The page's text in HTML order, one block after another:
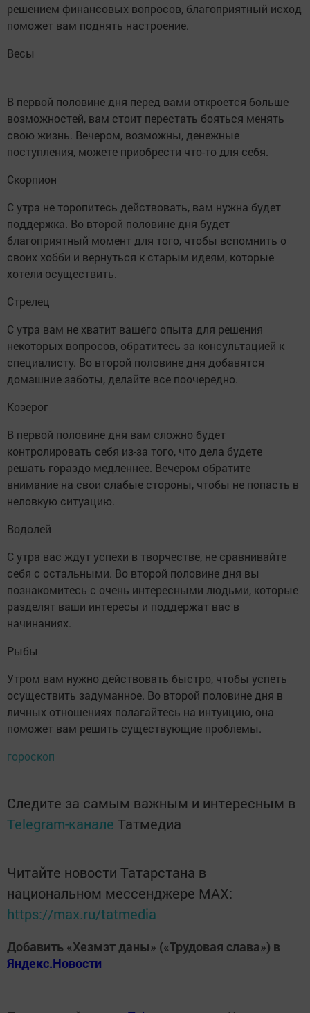
решением финансовых вопросов, благоприятный исход
поможет вам поднять настроение.
Весы
В первой половине дня перед вами откроется больше
возможностей, вам стоит перестать бояться менять
свою жизнь. Вечером, возможны, денежные
поступления, можете приобрести что-то для себя.
Скорпион
С утра не торопитесь действовать, вам нужна будет
поддержка. Во второй половине дня будет
благоприятный момент для того, чтобы вспомнить о
своих хобби и вернуться к старым идеям, которые
хотели осуществить.
Стрелец
С утра вам не хватит вашего опыта для решения
некоторых вопросов, обратитесь за консультацией к
специалисту. Во второй половине дня добавятся
домашние заботы, делайте все поочередно.
Козерог
В первой половине дня вам сложно будет
контролировать себя из-за того, что дела будете
решать гораздо медленнее. Вечером обратите
внимание на свои слабые стороны, чтобы не попасть в
неловкую ситуацию.
Водолей
С утра вас ждут успехи в творчестве, не сравнивайте
себя с остальными. Во второй половине дня вы
познакомитесь с очень интересными людьми, которые
разделят ваши интересы и поддержат вас в
начинаниях.
Рыбы
Утром вам нужно действовать быстро, чтобы успеть
осуществить задуманное. Во второй половине дня в
личных отношениях полагайтесь на интуицию, она
поможет вам решить существующие проблемы.
гороскоп
Следите за самым важным и интересным в
Telegram-канале Татмедиа
Читайте новости Татарстана в
национальном мессенджере MАХ:
https://max.ru/tatmedia
Добавить «Хезмэт даны» («Трудовая слава») в
Яндекс.Новости